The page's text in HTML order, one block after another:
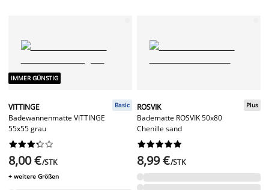
IMMER GÜNSTIG
VITTINGE
Badewannenmatte VITTINGE
55x55 grau
Basic






8,00 €/STK
+ weitere Größen
ROSVIK
Badematte ROSVIK 50x80
Chenille sand
Plus






8,99 €/STK